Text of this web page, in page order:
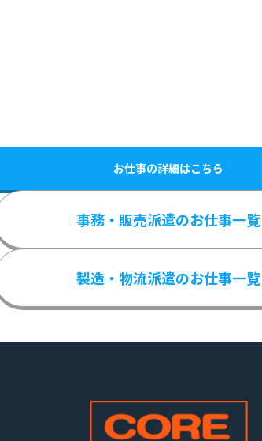
お仕事の詳細はこちら
事務・販売派遣のお仕事一覧
製造・物流派遣のお仕事一覧